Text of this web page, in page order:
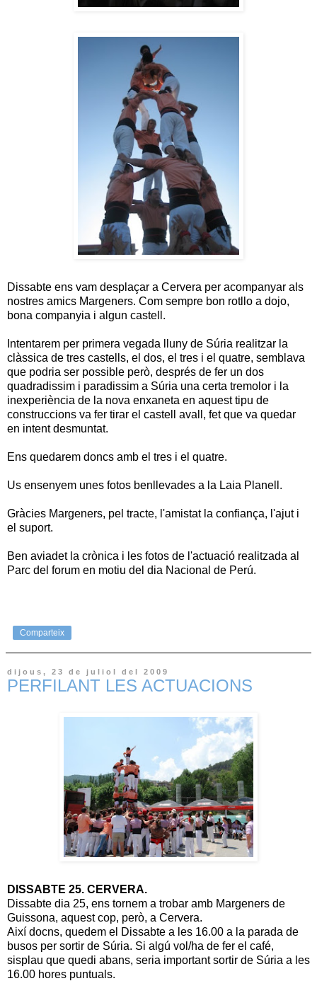
Dissabte ens vam desplaçar a Cervera per acompanyar als
nostres amics Margeners. Com sempre bon rotllo a dojo,
bona companyia i algun castell.
Intentarem per primera vegada lluny de Súria realitzar la
clàssica de tres castells, el dos, el tres i el quatre, semblava
que podria ser possible però, després de fer un dos
quadradissim i paradissim a Súria una certa tremolor i la
inexperiència de la nova enxaneta en aquest tipu de
construccions va fer tirar el castell avall, fet que va quedar
en intent desmuntat.
Ens quedarem doncs amb el tres i el quatre.
Us ensenyem unes fotos benllevades a la Laia Planell.
Gràcies Margeners, pel tracte, l'amistat la confiança, l'ajut i
el suport.
Ben aviadet la crònica i les fotos de l'actuació realitzada al
Parc del forum en motiu del dia Nacional de Perú.
Comparteix
dijous, 23 de juliol del 2009
PERFILANT LES ACTUACIONS
DISSABTE 25. CERVERA.
Dissabte dia 25, ens tornem a trobar amb Margeners de
Guissona, aquest cop, però, a Cervera.
Així docns, quedem el Dissabte a les 16.00 a la parada de
busos per sortir de Súria. Si algú vol/ha de fer el café,
sisplau que quedi abans, seria important sortir de Súria a les
16.00 hores puntuals.